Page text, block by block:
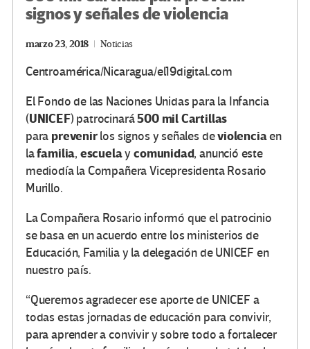
signos y señales de violencia
marzo 23, 2018 Noticias
Centroamérica/Nicaragua/el19digital.com
El Fondo de las Naciones Unidas para la Infancia
(UNICEF) patrocinará500 mil Cartillas
para prevenirlos signos y señales deviolenciaen
lafamilia, escuelaycomunidad, anunció este
mediodía la Compañera Vicepresidenta Rosario
Murillo.
La Compañera Rosario informó que el patrocinio
se basa en un acuerdo entre los ministerios de
Educación, Familia y la delegación de UNICEF en
nuestro país.
“Queremos agradecer ese aporte de UNICEF a
todas estas jornadas de educación para convivir,
para aprender a convivir y sobre todo a fortalecer